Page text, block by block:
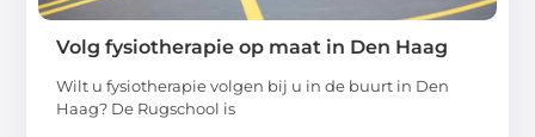
Volg fysiotherapie op maat in Den Haag
Wilt u fysiotherapie volgen bij u in de buurt in Den
Haag? De Rugschool is